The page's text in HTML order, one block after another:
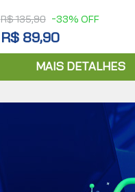
R$ 135,90 -33% OFF
R$ 89,90
MAIS DETALHES